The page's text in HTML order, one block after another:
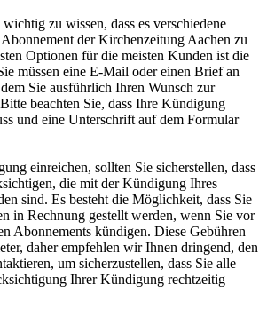
zu wissen, dass es verschiedene
der Kirchenzeitung Aachen zu
Optionen für die meisten Kunden ist die
müssen eine E-Mail oder einen Brief an
Sie ausführlich Ihren Wunsch zur
beachten Sie, dass Ihre Kündigung
und eine Unterschrift auf dem Formular
einreichen, sollten Sie sicherstellen, dass
die mit der Kündigung Ihres
sind. Es besteht die Möglichkeit, dass Sie
in Rechnung gestellt werden, wenn Sie vor
Abonnements kündigen. Diese Gebühren
daher empfehlen wir Ihnen dringend, den
um sicherzustellen, dass Sie alle
Ihrer Kündigung rechtzeitig